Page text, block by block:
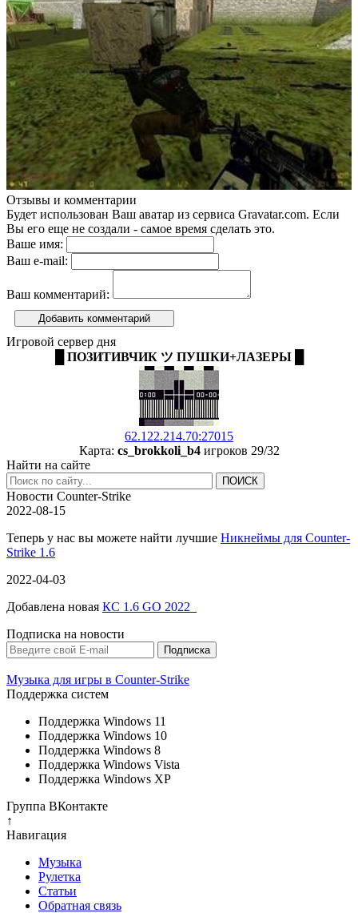
Отзывы и комментарии
Будет использован Ваш аватар из сервиса Gravatar.com. Если
Вы его еще не создали - самое время сделать это.
Ваше имя:
Ваш e-mail:
Ваш комментарий:
Добавить комментарий
Игровой сервер дня
█ ПОЗИТИВЧИК ツ ПУШКИ+ЛАЗЕРЫ █
62.122.214.70:27015
Карта: cs_brokkoli_b4игроков 29/32
Найти на сайте
Новости Counter-Strike
2022-08-15
Теперь у нас вы можете найти лучшие Никнеймы для Counter-
Strike 1.6
2022-04-03
Добавлена новая КС 1.6 GO 2022
Подписка на новости
Музыка для игры в Counter-Strike
Поддержка систем
Поддержка Windows 11
Поддержка Windows 10
Поддержка Windows 8
Поддержка Windows Vista
Поддержка Windows XP
Группа ВКонтакте
↑
Навигация
Музыка
Рулетка
Cтатьи
Обратная связь